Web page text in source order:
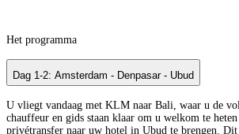
Het programma
Dag 1-2: Amsterdam - Denpasar - Ubud
U vliegt vandaag met KLM naar Bali, waar u de
chauffeur en gids staan klaar om u welkom te heten
privétransfer naar uw hotel in Ubud te brengen. Dit